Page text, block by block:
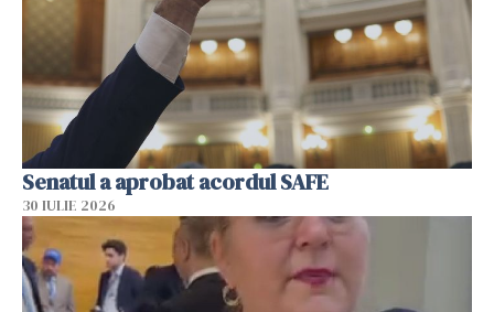
Senatul a aprobat acordul SAFE
30 IULIE 2026